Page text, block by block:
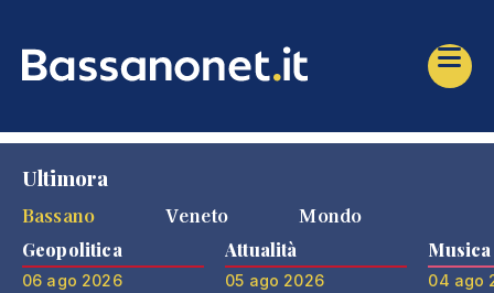
Ultimora
Bassano
Veneto Mondo
Geopolitica
06 ago 2026
Attualità
05 ago 2026
Musica
04 ago